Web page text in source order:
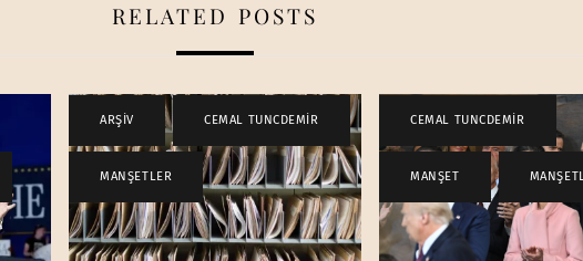
RELATED POSTS
ARŞİV , CEMAL TUNCDEMİR ,
MANŞETLER
CEMAL TUNCDEMİR
MANŞET ,